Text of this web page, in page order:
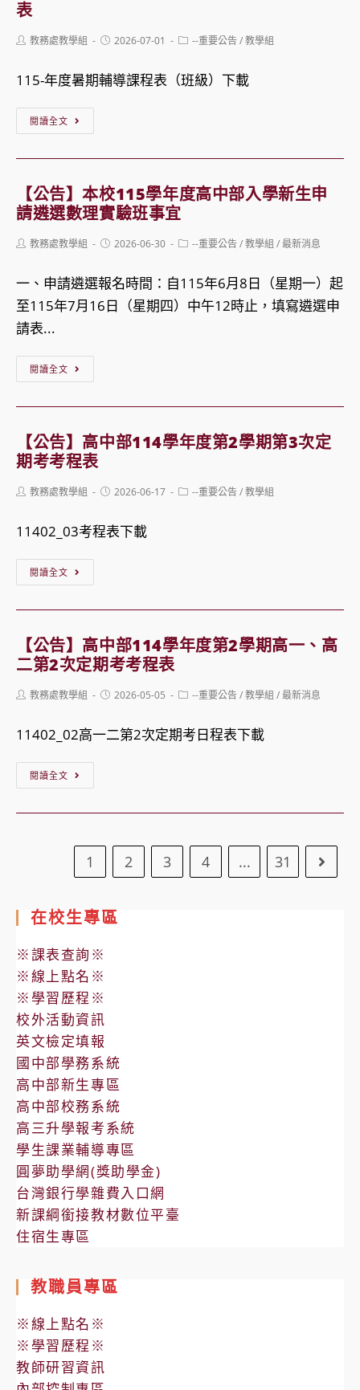
(7/19(日)23:59
截
高
中
2
學
期
補
日
程
表
表
Post教務處教學組
Post2026-07-01
Post--重要公告/教學組
115-年度暑期輔導課程表（班級）下載
閱讀全文
115
年
度
中
部
暑
班
級
課
程
【公告】本校115學年度高中部入學新生申
請遴選數理實驗班事宜
Post教務處教學組
Post2026-06-30
Post--重要公告/教學組 /最新消息
一、申請遴選報名時間：自115年6月8日（星期一）起
至115年7月16日（星期四）中午12時止，填寫遴選申
請表...
閱讀全文
本
校
115
年
度
部
入
學
新
申
數
理
班
事
宜
【公告】高中部114學年度第2學期第3次定
期考考程表
Post教務處教學組
Post2026-06-17
Post--重要公告/教學組
11402_03考程表下載
閱讀全文
高
中
部
學
2
學
3
次
定
期
考
考
程
表
【公告】高中部114學年度第2學期高一、高
二第2次定期考考程表
Post教務處教學組
Post2026-05-05
Post--重要公告/教學組 /最新消息
11402_02高一二第2次定期考日程表下載
閱讀全文
高
學
年
度
第
2
學
期
高
一、
高
二
第
2
次
定
考
表
1 2 3 4 ... 31 Go to
在校生專區
※課表查詢※
※線上點名※
※學習歷程※
校外活動資訊
英文檢定填報
國中部學務系統
高中部新生專區
高中部校務系統
高三升學報考系統
學生課業輔導專區
圓夢助學網(獎助學金)
台灣銀行學雜費入口網
新課綱銜接教材數位平臺
住宿生專區
教職員專區
※線上點名※
※學習歷程※
教師研習資訊